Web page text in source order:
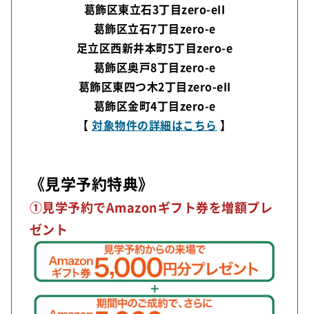
葛飾区東立石3丁目zero-eII
葛飾区立石7丁目zero-e
足立区西新井本町5丁目zero-e
葛飾区奥戸8丁目zero-e
葛飾区東四つ木2丁目zero-eII
葛飾区金町4丁目zero-e
【対象物件の詳細はこちら 】
《見学予約特典》
①見学予約でAmazonギフト券を増額プレ
ゼント